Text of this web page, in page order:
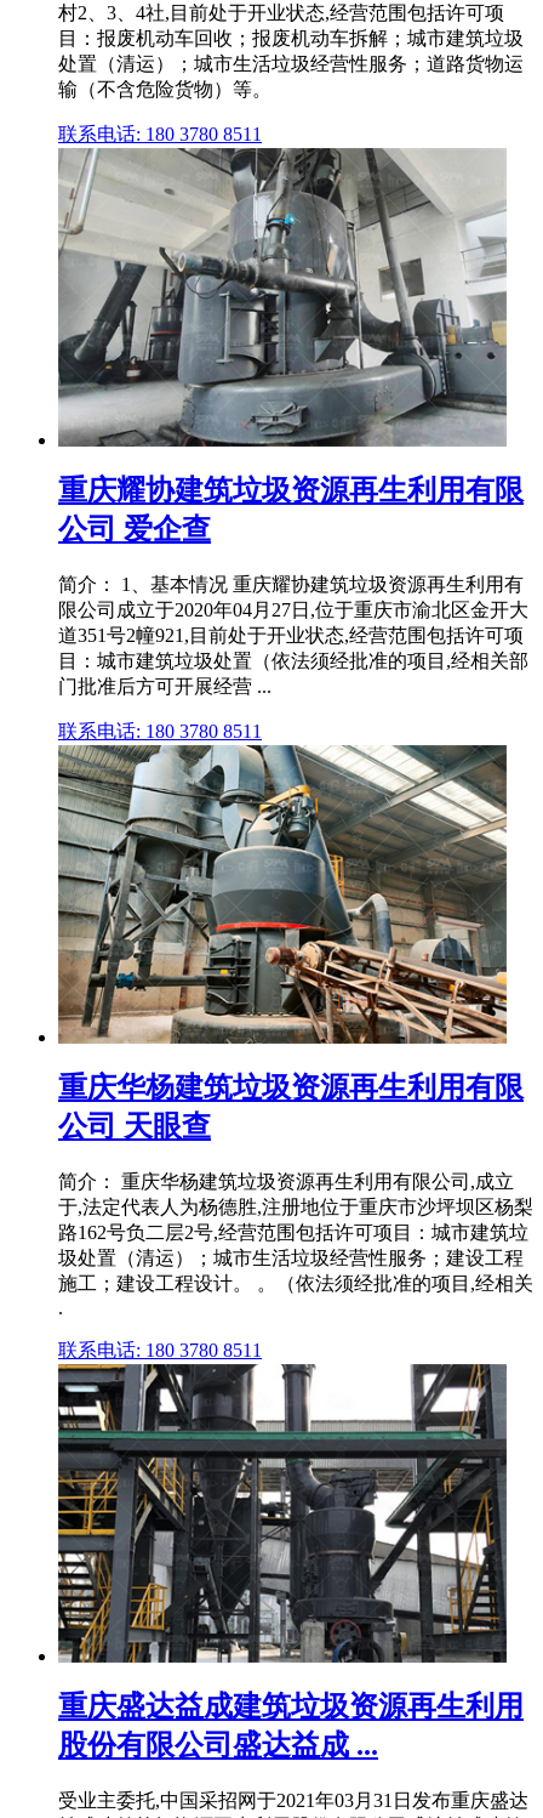
村2、3、4社,目前处于开业状态,经营范围包括许可项
目：报废机动车回收；报废机动车拆解；城市建筑垃圾
处置（清运）；城市生活垃圾经营性服务；道路货物运
输（不含危险货物）等。
联系电话: 180 3780 8511
重庆耀协建筑垃圾资源再生利用有限
公司 爱企查
简介： 1、基本情况 重庆耀协建筑垃圾资源再生利用有
限公司成立于2020年04月27日,位于重庆市渝北区金开大
道351号2幢921,目前处于开业状态,经营范围包括许可项
目：城市建筑垃圾处置（依法须经批准的项目,经相关部
门批准后方可开展经营 ...
联系电话: 180 3780 8511
重庆华杨建筑垃圾资源再生利用有限
公司 天眼查
简介： 重庆华杨建筑垃圾资源再生利用有限公司,成立
于,法定代表人为杨德胜,注册地位于重庆市沙坪坝区杨梨
路162号负二层2号,经营范围包括许可项目：城市建筑垃
圾处置（清运）；城市生活垃圾经营性服务；建设工程
施工；建设工程设计。 。（依法须经批准的项目,经相关
.
联系电话: 180 3780 8511
重庆盛达益成建筑垃圾资源再生利用
股份有限公司盛达益成 ...
受业主委托,中国采招网于2021年03月31日发布重庆盛达